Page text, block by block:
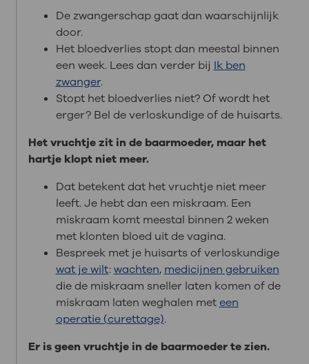
De zwangerschap gaat dan waarschijnlijk
door.
Het bloedverlies stopt dan meestal binnen
een week. Lees dan verder bij Ik ben
zwanger.
Stopt het bloedverlies niet? Of wordt het
erger? Bel de verloskundige of de huisarts.
Het vruchtje zit in de baarmoeder, maar het
hartje klopt niet meer.
Dat betekent dat het vruchtje niet meer
leeft. Je hebt dan een miskraam. Een
miskraam komt meestal binnen 2 weken
met klonten bloed uit de vagina.
Bespreek met je huisarts of verloskundige
wat je wilt:wachten, medicijnen gebruiken
die de miskraam sneller laten komen of de
miskraam laten weghalen meteen
operatie (curettage).
Er is geen vruchtje in de baarmoeder te zien.